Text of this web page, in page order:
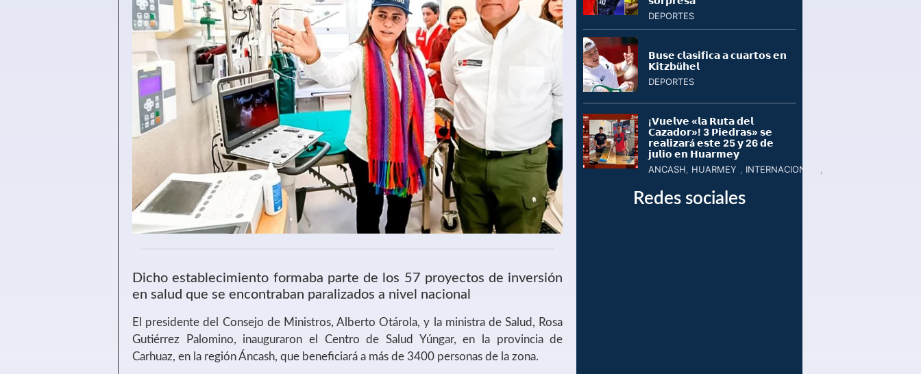
Dicho establecimiento formaba parte de los 57 proyectos de inversión
en salud que se encontraban paralizados a nivel nacional
El presidente del Consejo de Ministros, Alberto Otárola, y la ministra de Salud, Rosa
Gutiérrez Palomino, inauguraron el Centro de Salud Yúngar, en la provincia de
Carhuaz, en la región Áncash, que beneficiará a más de 3400 personas de la zona.
DEPORTES
𝗕𝘂𝘀𝗲 𝗰𝗹𝗮𝘀𝗶𝗳𝗶𝗰𝗮 𝗮 𝗰𝘂𝗮𝗿𝘁𝗼𝘀 𝗲𝗻
𝗞𝗶𝘁𝘇𝗯ü𝗵𝗲𝗹
DEPORTES
¡𝗩𝘂𝗲𝗹𝘃𝗲 «𝗹𝗮 𝗥𝘂𝘁𝗮 𝗱𝗲𝗹
𝗖𝗮𝘇𝗮𝗱𝗼𝗿»! 3 𝗣𝗶𝗲𝗱𝗿𝗮𝘀» 𝘀𝗲
𝗿𝗲𝗮𝗹𝗶𝘇𝗮𝗿á 𝗲𝘀𝘁𝗲 25 𝘆 26 𝗱𝗲
𝗷𝘂𝗹𝗶𝗼 𝗲𝗻 𝗛𝘂𝗮𝗿𝗺𝗲𝘆
ANCASH, HUARMEY , INTERNACIONAL ,
Redes sociales